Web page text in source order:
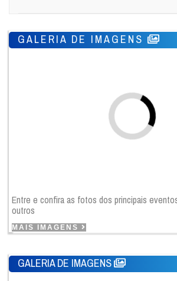
GALERIA DE IMAGENS
Entre e confira as fotos dos principais
outros
MAIS IMAGENS
GALERIA DE IMAGENS